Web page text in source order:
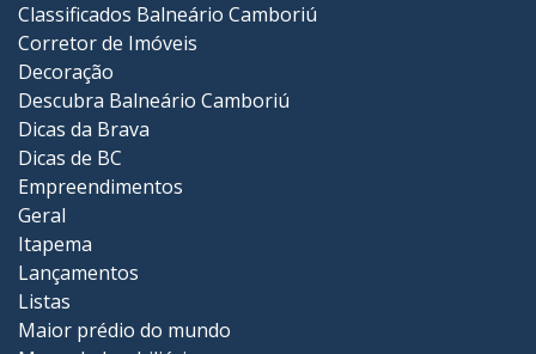
Classificados Balneário Camboriú
Corretor de Imóveis
Decoração
Descubra Balneário Camboriú
Dicas da Brava
Dicas de BC
Empreendimentos
Geral
Itapema
Lançamentos
Listas
Maior prédio do mundo